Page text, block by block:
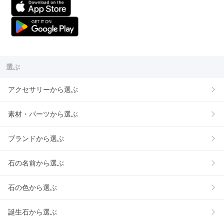
選ぶ
アクセサリーから選ぶ
素材・パーツから選ぶ
ブランドから選ぶ
石の名前から選ぶ
石の色から選ぶ
誕生石から選ぶ